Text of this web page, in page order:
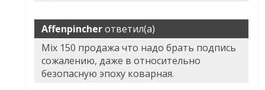
Affenpincherответил(а)
Mix 150 продажа что надо брать подпись
сожалению, даже в относительно
безопасную эпоху коварная.